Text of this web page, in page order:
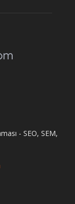
- SEO, SEM,